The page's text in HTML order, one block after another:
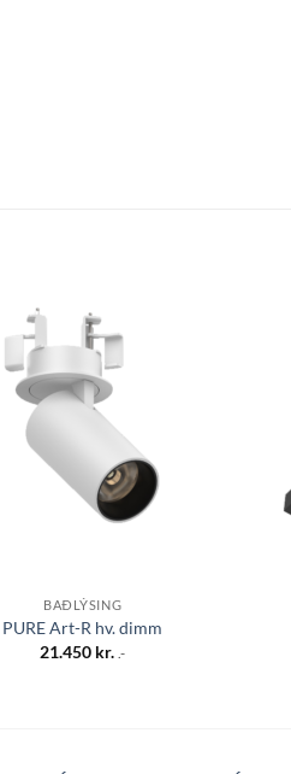
BAÐLÝSING
PURE Art-R hv. dimm
21.450 kr. .-